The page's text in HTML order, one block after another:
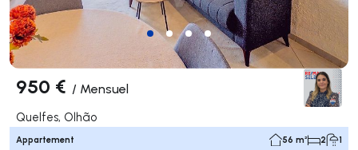
950 € / Mensuel
Quelfes, Olhão
Appartement 56 m² 2 1